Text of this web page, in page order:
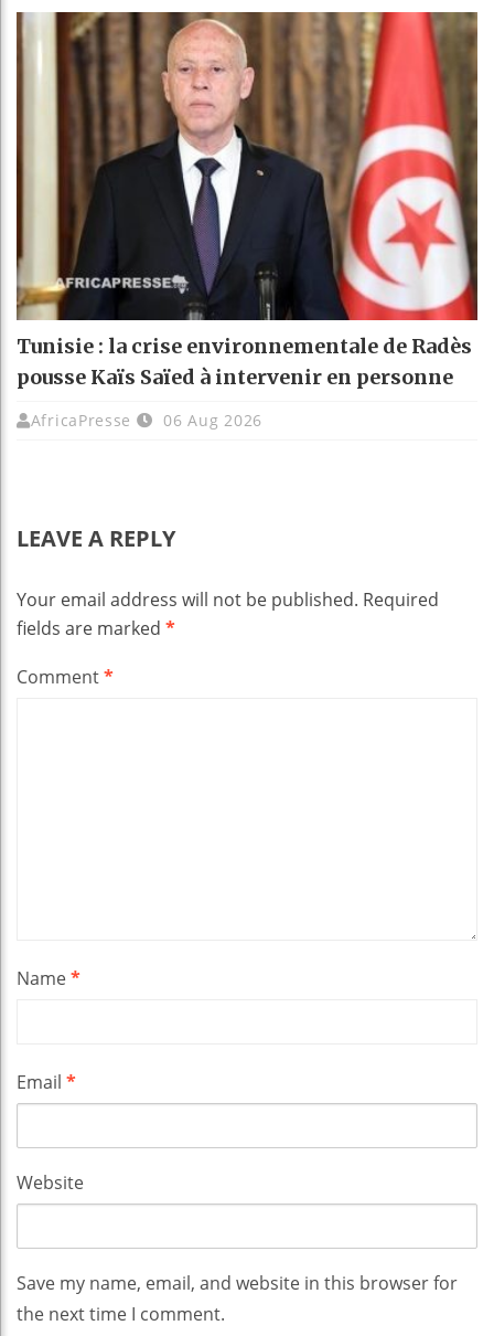
Tunisie : la crise environnementale de Radès
pousse Kaïs Saïed à intervenir en personne
AfricaPresse 06 Aug 2026
LEAVE A REPLY
Your email address will not be published. Required
fields are marked *
Comment*
Name*
Email *
Website
Save my name, email, and website in this browser for
the next time I comment.